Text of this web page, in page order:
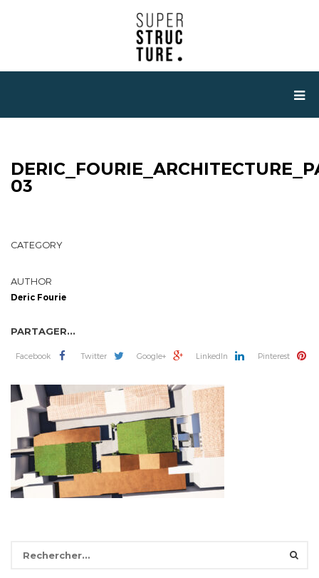
03
CATEGORY
AUTHOR
Deric Fourie
PARTAGER...
Facebook Twitter Google+ LinkedIn Pinterest